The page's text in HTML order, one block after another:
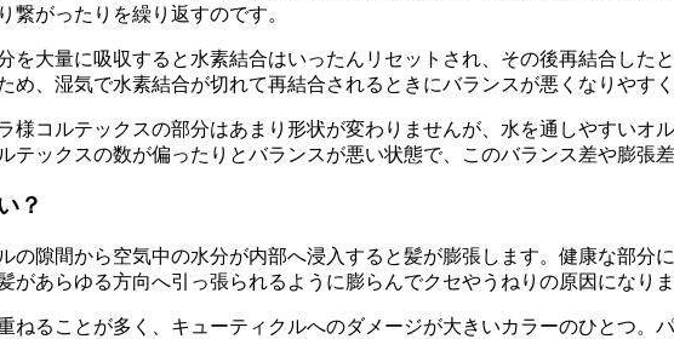
繋がったりを繰り返すのです。
を大量に吸収すると水素結合はいったんリセットされ、その後再結合した
め、湿気で水素結合が切れて再結合されるときにバランスが悪くなりやす
様コルテックスの部分はあまり形状が変わりませんが、水を通しやすいオ
テックスの数が偏ったりとバランスが悪い状態で、このバランス差や膨張
？
の隙間から空気中の水分が内部へ浸入すると髪が膨張します。健康な部分
があらゆる方向へ引っ張られるように膨らんでクセやうねりの原因になりま
ねることが多く、キューティクルへのダメージが大きいカラーのひとつ